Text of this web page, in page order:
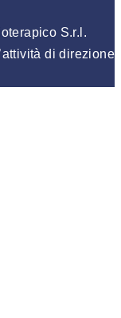
S.r.l.
di direzione